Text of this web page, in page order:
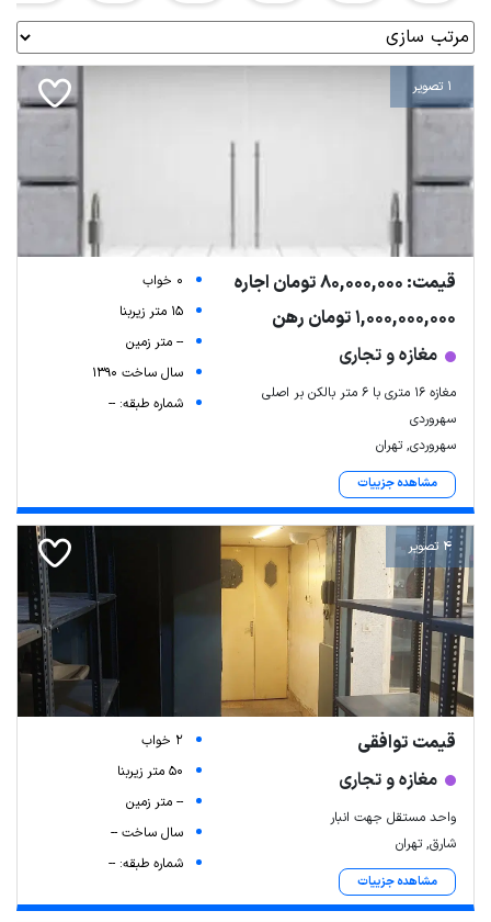
1 تصویر
قیمت: 80,000,000 تومان اجاره
1,000,000,000 تومان رهن
مغازه و تجاری
مغازه ۱۶ متری با ۶ متر بالکن بر اصلی
سهروردی
سهروردی, تهران
مشاهده جزییات
0 خواب
15 متر زیربنا
-- متر زمین
سال ساخت 1390
شماره طبقه: --
4 تصویر
قیمت توافقی
مغازه و تجاری
واحد مستقل جهت انبار
شارق, تهران
مشاهده جزییات
2 خواب
50 متر زیربنا
-- متر زمین
سال ساخت --
شماره طبقه: --